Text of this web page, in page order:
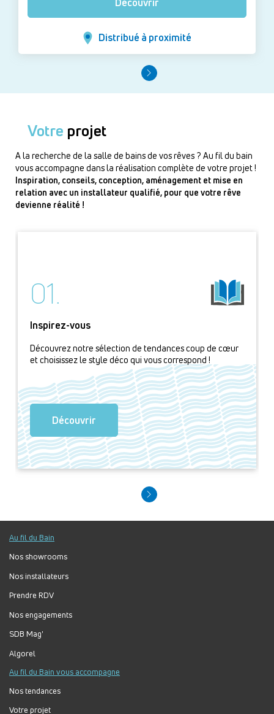
Distribué à proximité
Votre projet
A la recherche de la salle de bains de vos rêves ? Au fil du bain
vous accompagne dans la réalisation complète de votre projet !
Inspiration, conseils, conception, aménagement et mise en
relation avec un installateur qualifié, pour que votre rêve
devienne réalité !
01.
Inspirez-vous
Découvrez notre sélection de tendances coup de cœur
et choisissez le style déco qui vous correspond !
Découvrir
Au fil du Bain
Nos showrooms
Nos installateurs
Prendre RDV
Nos engagements
SDB Mag'
Algorel
Au fil du Bain vous accompagne
Nos tendances
Votre projet